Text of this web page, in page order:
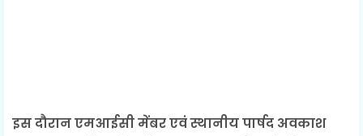
इस दौरान एमआईसी मेंबर एवं स्थानीय पार्षद अवकाश